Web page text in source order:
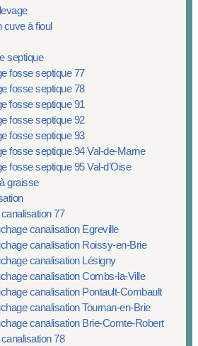
cuve à fioul
septique
fosse septique 77
fosse septique 78
fosse septique 91
fosse septique 92
fosse septique 93
fosse septique 94 Val-de-Marne
fosse septique 95 Val-d’Oise
graisse
77
canalisation Egreville
canalisation Roissy-en-Brie
canalisation Lésigny
canalisation Combs-la-Ville
canalisation Pontault-Combault
canalisation Tournan-en-Brie
canalisation Brie-Comte-Robert
78